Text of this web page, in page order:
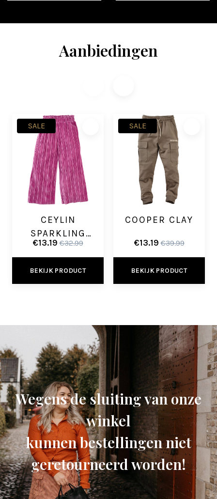
Aanbiedingen
SALE
CEYLIN
SPARKLING
FUCHSIA
€13.19 €32.99
BEKIJK PRODUCT
SALE
COOPER CLAY
€13.19 €39.99
BEKIJK PRODUCT
Wegens de sluiting van onze
winkel
kunnen bestellingen niet
geretourneerd worden!